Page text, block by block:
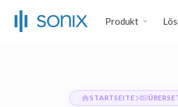
Produkt
STARTSEITE